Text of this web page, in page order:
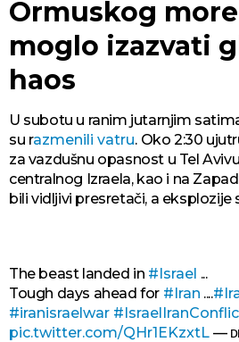
Ormuskog
moglo izazvati
haos
U subotu u ranim jutarnjim
su razmenili vatru. Oko 2:30
za vazdušnu opasnost u Tel
centralnog Izraela, kao i na
bili vidljivi presretači, a
The beast landed in #Israel ...
Tough days ahead for #Iran ....
#iranisraelwar
pic.twitter.com/QHr1EKzxtL —